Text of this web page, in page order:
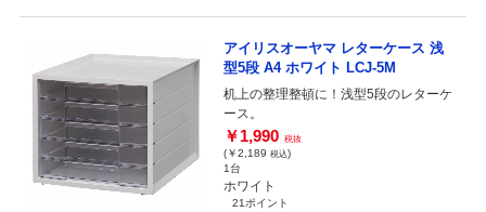
アイリスオーヤマ レターケース 浅
型5段 A4 ホワイト LCJ-5M
机上の整理整頓に！浅型5段のレターケ
ース。
￥1,990 税抜
(￥2,189 税込)
1台
ホワイト
21ポイント